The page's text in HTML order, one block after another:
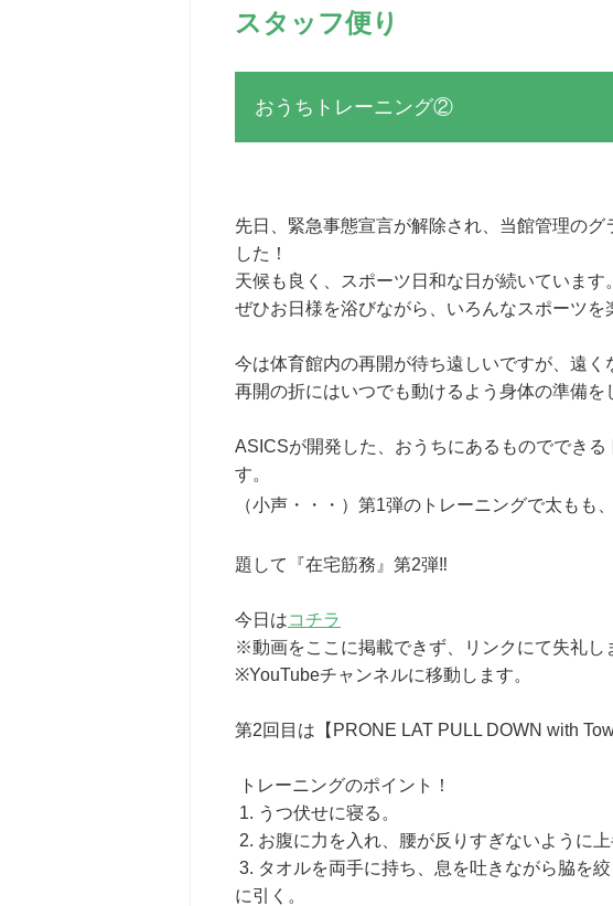
スタッフ便り
おうちトレーニング②
先日、緊急事態宣言が解除され、当館管理の
した！
天候も良く、スポーツ日和な日が続いています。
ぜひお日様を浴びながら、いろんなスポーツを
今は体育館内の再開が待ち遠しいですが、遠く
再開の折にはいつでも動けるよう身体の準備
ASICSが開発した、おうちにあるものででき
す。
（小声・・・）第1弾のトレーニングで太もも
題して『在宅筋務』第2弾‼
今日はコチラ
※動画をここに掲載できず、リンクにて失礼し
※YouTubeチャンネルに移動します。
第2回目は【PRONE LAT PULL DOWN with
トレーニングのポイント！
1. うつ伏せに寝る。
2. お腹に力を入れ、腰が反りすぎないように上
3. タオルを両手に持ち、息を吐きながら脇を
に引く。